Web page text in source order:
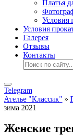
Платья
Условия
Условия
Галерея
Отзывы
Контакты
Telegram
Ателье "Классик" »
зима 2021
Женские